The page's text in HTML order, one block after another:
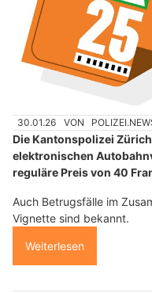
30.01.26 VON
Die Kantonspolizei
elektronischen
reguläre Preis von 40
Auch Betrugsfälle im
Vignette sind bekannt.
Weiterlesen